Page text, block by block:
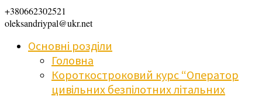
+380662302521
oleksandriypal@ukr.net
Основні розділи
Головна
Короткостроковий курс “Оператор
цивільних безпілотних літальних